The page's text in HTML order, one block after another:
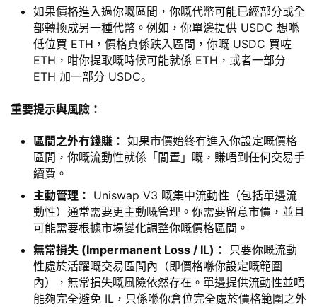
如果價格進入過你嘅區間，你嘅代幣可能已經部分或全
部轉換成另一種代幣。例如，你單邊提供 USDC 想喺
低位買 ETH，價格真係跌入區間，你嘅 USDC 買咗
ETH，咁你提取嘅時候可能就係 ETH，或者一部分
ETH 加一部分 USDC。
重要提示與風險：
區間之外冇錢賺： 如果市價始終冇進入你設定嘅價格
區間，你嘅流動性就係「閒置」嘅，賺唔到任何交易手
續費。
主動管理： Uniswap V3 嘅集中流動性（包括單邊流
動性）通常需要更主動嘅管理。你需要留意市價，並且
可能需要根據市場變化調整你嘅價格區間。
無常損失 (Impermanent Loss / IL)：
只要你嘅流動
性處於活躍嘅交易區間內（即價格喺你設定嘅範圍
內），無常損失嘅風險依然存在。單邊提供流動性並唔
能夠完全避免 IL，只係喺你倉位完全處於價格範圍之外